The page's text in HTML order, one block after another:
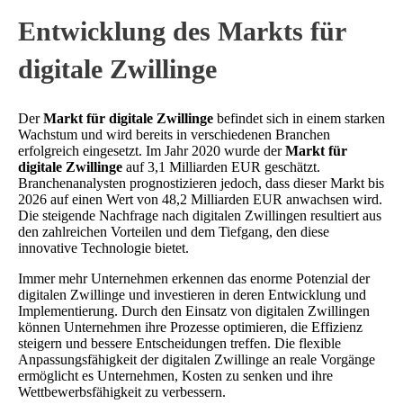
Entwicklung des Markts für
digitale Zwillinge
DerMarkt für digitale Zwillinge befindet sich in einem starken
Wachstum und wird bereits in verschiedenen Branchen
erfolgreich eingesetzt. Im Jahr 2020 wurde derMarkt für
digitale Zwillinge auf 3,1 Milliarden EUR geschätzt.
Branchenanalysten prognostizieren jedoch, dass dieser Markt bis
2026 auf einen Wert von 48,2 Milliarden EUR anwachsen wird.
Die steigende Nachfrage nach digitalen Zwillingen resultiert aus
den zahlreichen Vorteilen und dem Tiefgang, den diese
innovative Technologie bietet.
Immer mehr Unternehmen erkennen das enorme Potenzial der
digitalen Zwillinge und investieren in deren Entwicklung und
Implementierung. Durch den Einsatz von digitalen Zwillingen
können Unternehmen ihre Prozesse optimieren, die Effizienz
steigern und bessere Entscheidungen treffen. Die flexible
Anpassungsfähigkeit der digitalen Zwillinge an reale Vorgänge
ermöglicht es Unternehmen, Kosten zu senken und ihre
Wettbewerbsfähigkeit zu verbessern.